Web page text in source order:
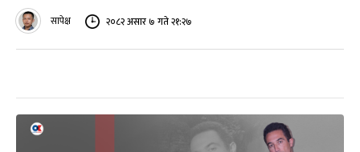
सापेक्ष २०८२ असार ७ गते २१:२७